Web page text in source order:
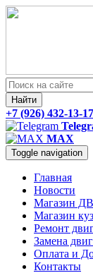
Найти
+7 (926) 432-13-17
MAX
Toggle navigation
Главная
Новости
Магазин
Магазин
Ремонт
Замена
Оплата и
Контакты